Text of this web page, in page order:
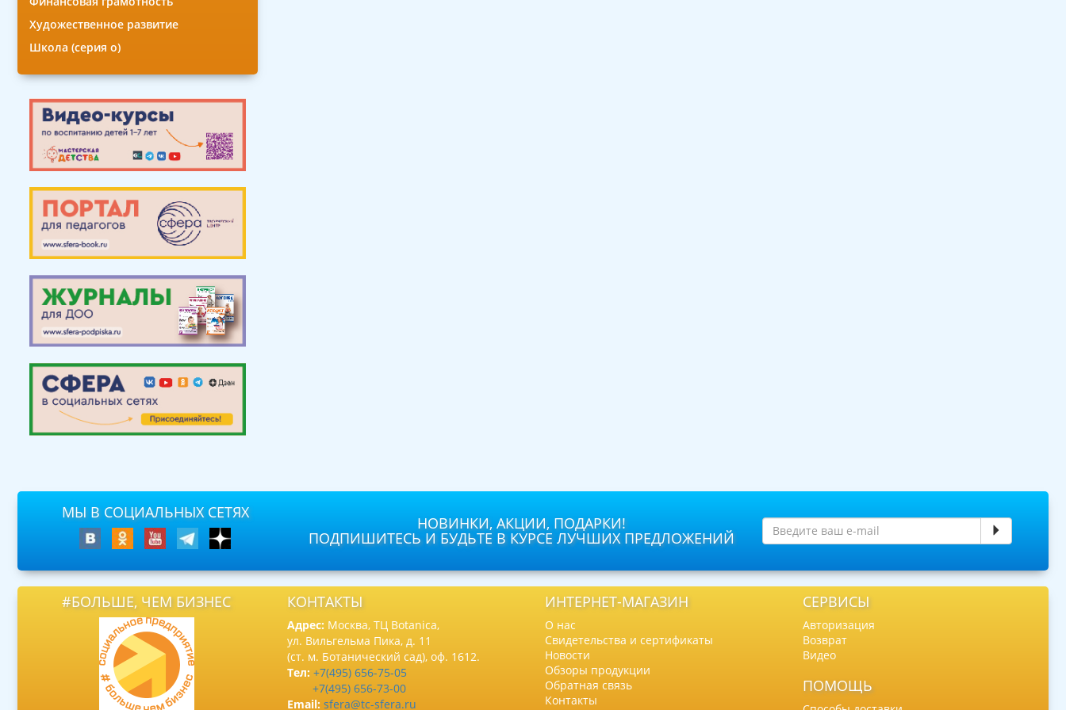
Художественное развитие
Школа (серия о)
МЫ В СОЦИАЛЬНЫХ СЕТЯХ
НОВИНКИ, АКЦИИ, ПОДАРКИ!
ПОДПИШИТЕСЬ И БУДЬТЕ В КУРСЕ ЛУЧШИХ ПРЕДЛОЖЕНИЙ
#БОЛЬШЕ, ЧЕМ БИЗНЕС КОНТАКТЫ
Адрес: Москва, ТЦ Botanica,
ул. Вильгельма Пика, д. 11
(ст. м. Ботанический сад), оф. 1612.
Тел: +7(495) 656-75-05
+7(495) 656-73-00
Email: sfera@tc-sfera.ru
ИНТЕРНЕТ-МАГАЗИН
О нас
Свидетельства и сертификаты
Новости
Обзоры продукции
Обратная связь
Контакты
СЕРВИСЫ
Авторизация
Возврат
Видео
ПОМОЩЬ